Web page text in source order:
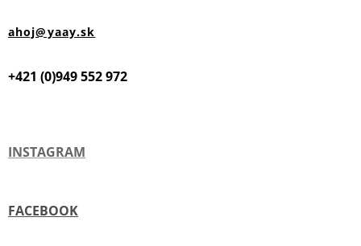
ahoj@yaay.sk
+421 (0)949 552 972
INSTAGRAM
FACEBOOK